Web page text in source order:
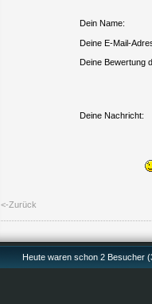
Dein Name:
Deine E-Mail-
Deine Bewertung
Deine Nachricht:
<-Zurück
Heute waren schon 2 Besucher